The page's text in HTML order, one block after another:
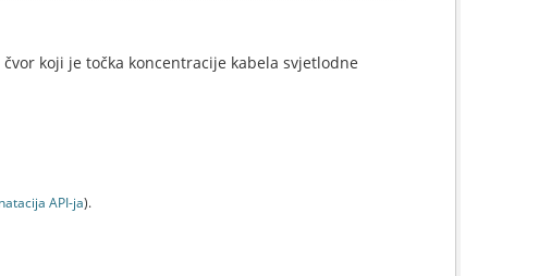
koji je točka koncentracije kabela svjetlodne
API-jа).